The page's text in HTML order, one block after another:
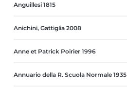
Anguillesi 1815
Anichini, Gattiglia 2008
Anne et Patrick Poirier 1996
Annuario della R. Scuola Normale 1935